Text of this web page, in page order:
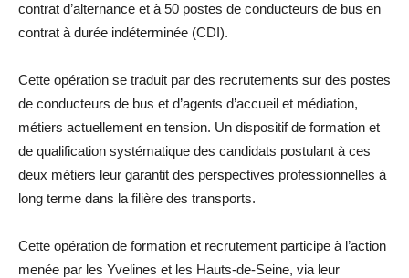
contrat d’alternance et à 50 postes de conducteurs de bus en
contrat à durée ­indéterminée (CDI).
Cette opération se traduit par des recrutements sur des postes
de conducteurs de bus et d’agents d’accueil et médiation,
métiers actuellement en tension. Un dispositif de formation et
de qualification systématique des candidats postulant à ces
deux métiers leur garantit des perspectives professionnelles à
long terme dans la filière des ­transports.
Cette opération de formation et recrutement participe à l’action
menée par les Yvelines et les Hauts-de-Seine, via leur